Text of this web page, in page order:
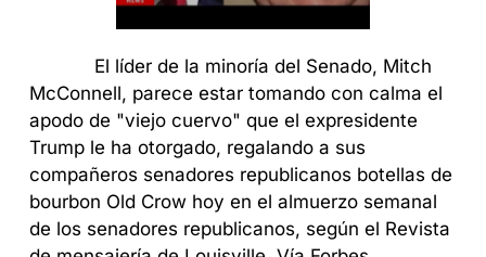
McConnell, parece estar tomando con calma el
apodo de "viejo cuervo" que el expresidente
Trump le ha otorgado, regalando a sus
compañeros senadores republicanos botellas de
bourbon Old Crow hoy en el almuerzo semanal
de los senadores republicanos, según el Revista